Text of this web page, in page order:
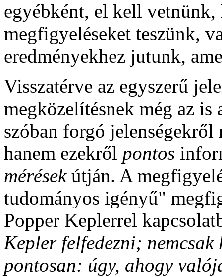
egyébként, el kell
megfigyeléseket teszünk,
eredményekhez jutunk,
Visszatérve az egyszerű
megközelítésnek még az
szóban forgó jelenségekről
hanem ezekről pontos
mérések útján. A
tudományos igényű"
Popper Keplerrel
Kepler felfedezni; nemcsak
pontosan: úgy, ahogy